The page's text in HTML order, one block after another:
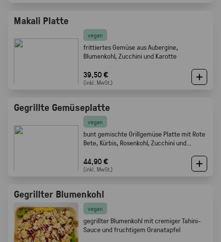
Makali Platte
vegan
frittiertes Gemüse aus Aubergine,
Blumenkohl, Zucchini und Karotte
39,50 €
(inkl. MwSt.)
Gegrillte Gemüseplatte
vegan
bunt gemischte Grillgemüse Platte mit Rote
Bete, Kürbis, Rosenkohl, Zucchini und
44,90 €
(inkl. MwSt.)
Gegrillter Blumenkohl
vegan
gegrillter Blumenkohl mit cremiger Tahini-
Sauce und fruchtigem Granatapfel